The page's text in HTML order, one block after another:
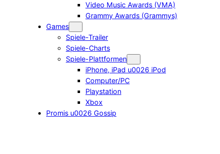
Video Music Awards (VMA)
Grammy Awards (Grammys)
Games
Spiele-Trailer
Spiele-Charts
Spiele-Plattformen
iPhone, iPad u0026 iPod
Computer/PC
Playstation
Xbox
Promis u0026 Gossip